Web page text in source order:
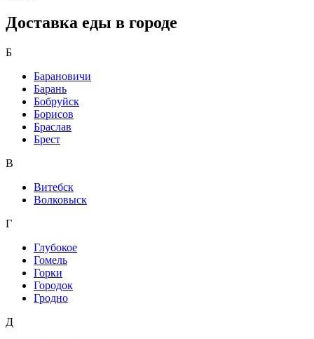
Доставка еды в городе
Б
Барановичи
Барань
Бобруйск
Борисов
Браслав
Брест
В
Витебск
Волковыск
Г
Глубокое
Гомель
Горки
Городок
Гродно
Д